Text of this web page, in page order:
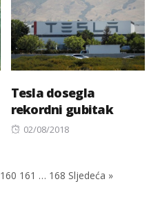
Tesla dosegla
rekordni gubitak
Posted
02/08/2018
160 161 … 168 Sljedeća »